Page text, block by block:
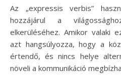
Az „expressis verbis”
hozzájárul a
elkerüléséhez. Amikor valaki
azt hangsúlyozza, hogy a
értendő, és nincs helye
növeli a kommunikáció